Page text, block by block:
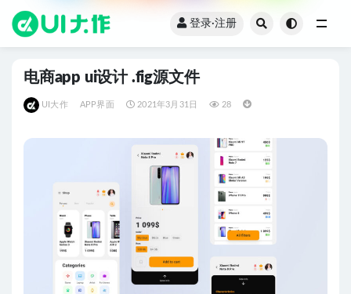
登录·注册
电商app ui设计 .fig源文件
UI大作 APP界面 2021年3月31日 28